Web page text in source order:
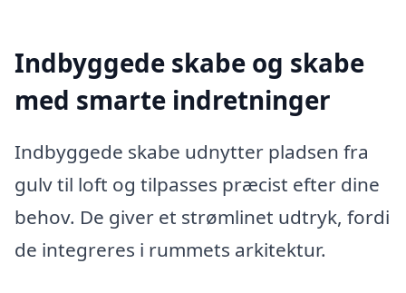
Indbyggede skabe og skabe
med smarte indretninger
Indbyggede skabe udnytter pladsen fra
gulv til loft og tilpasses præcist efter dine
behov. De giver et strømlinet udtryk, fordi
de integreres i rummets arkitektur.